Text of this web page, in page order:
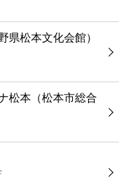
県松本文化会館）
松本（松本市総合